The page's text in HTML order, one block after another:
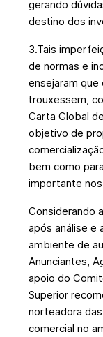
gerando
destino dos
3.Tais
de normas e
ensejaram que
trouxessem,
Carta Global
objetivo de
bem como
importante
Considerando
após análise e
ambiente de
Anunciantes,
apoio do
Superior
norteadora
comercial no